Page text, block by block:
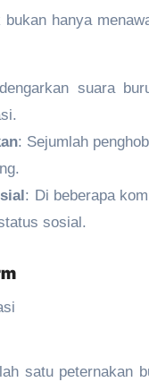
hanya
suara
: Sejumlah
: Di beberapa
sosial.
satu peternakan